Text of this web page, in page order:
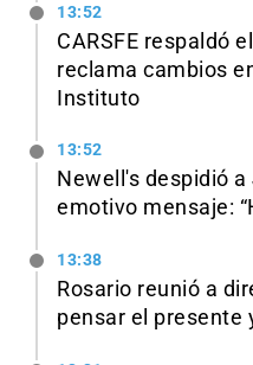
13:52
CARSFE respaldó
reclama cambios
Instituto
13:52
Newell's despidió
emotivo mensaje:
13:38
Rosario reunió a
pensar el presente